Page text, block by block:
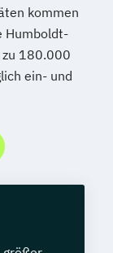
kommen
Humboldt-
180.000
ein- und